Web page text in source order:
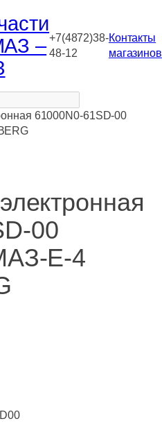
– +7(4872)38-
48-12
Контакты
магазинов
61000N0-61SD-00
00
Е-4